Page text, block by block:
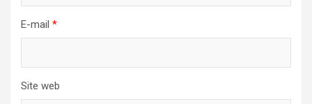
E-mail *
Site web